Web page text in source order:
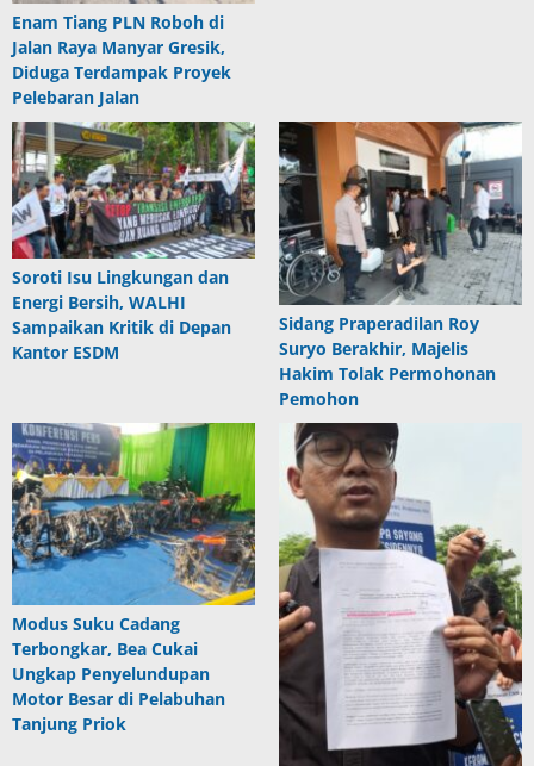
Enam Tiang PLN Roboh di
Jalan Raya Manyar Gresik,
Diduga Terdampak Proyek
Pelebaran Jalan
Soroti Isu Lingkungan dan
Energi Bersih, WALHI
Sampaikan Kritik di Depan
Kantor ESDM
Sidang Praperadilan Roy
Suryo Berakhir, Majelis
Hakim Tolak Permohonan
Pemohon
Modus Suku Cadang
Terbongkar, Bea Cukai
Ungkap Penyelundupan
Motor Besar di Pelabuhan
Tanjung Priok